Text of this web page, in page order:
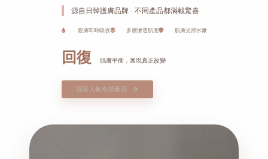
源自日韓護膚品牌 · 不同產品都滿載驚喜
親膚即時吸收 多層滲透肌底 肌膚光滑水嫩
回復 肌膚平衡，展現真正改變
探索人氣奇蹟產品